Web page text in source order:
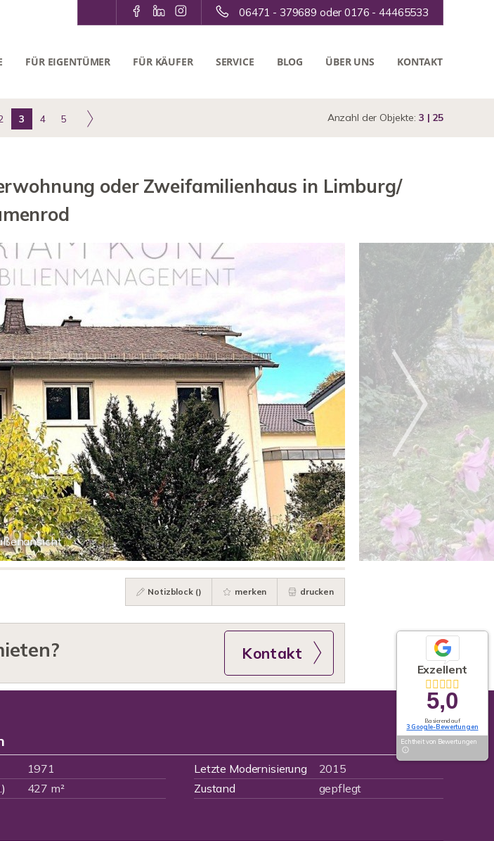
06471 - 379689 oder 0176 - 44465533
FÜR EIGENTÜMER FÜR KÄUFER SERVICE BLOG ÜBER UNS KONTAKT
3 4 5 Anzahl der Objekte: 3 | 25
oder Zweifamilienhaus in Limburg/
Notizblock () merken drucken
Kontakt
1971 Letzte Modernisierung
2015
427 m² Zustand gepflegt
Exzellent
5,0
Basierend auf
3 Google-Bewertungen
Echtheit von Bewertungen